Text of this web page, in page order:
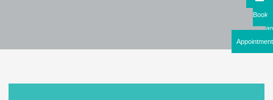
Book
an
Appointment